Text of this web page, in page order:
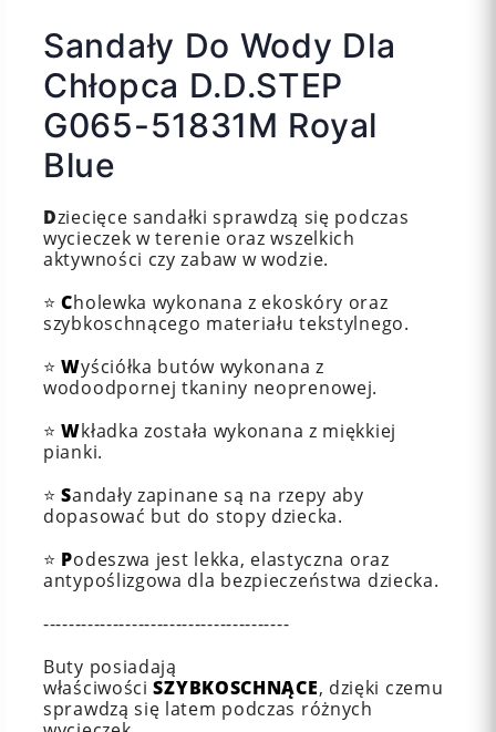
Sandały Do Wody Dla
Chłopca D.D.STEP
G065-51831M Royal
Blue
Dziecięce sandałki sprawdzą się podczas
wycieczek w terenie oraz wszelkich
aktywności czy zabaw w wodzie.
⭐Cholewka wykonana z ekoskóry oraz
szybkoschnącego materiału tekstylnego.
⭐Wyściółka butów wykonana z
wodoodpornej tkaniny neoprenowej.
⭐Wkładka została wykonana z miękkiej
pianki.
⭐Sandały zapinane są na rzepy aby
dopasować but do stopy dziecka.
⭐ Podeszwa jest lekka, elastyczna oraz
antypoślizgowa dla bezpieczeństwa dziecka.
---------------------------------------
Buty posiadają
właściwości SZYBKOSCHNĄCE, dzięki czemu
sprawdzą się latem podczas różnych